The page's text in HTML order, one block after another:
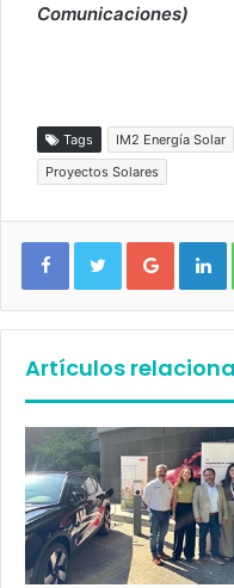
Comunicaciones)
Tags IM2 Energía Solar
Proyectos Solares
Google+
Artículos